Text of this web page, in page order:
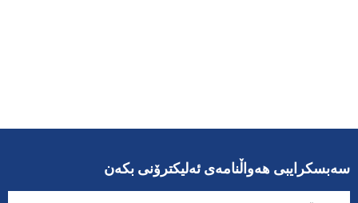
سەبسکرایبی هەواڵنامەی ئەلیکترۆنی بکەن